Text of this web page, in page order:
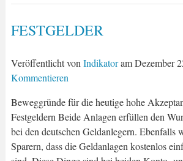
FESTGELDER
Veröffentlicht von IndikatoramDezember
Kommentieren
Beweggründe für die heutige hohe
Festgeldern Beide Anlagen erfüllen den
bei den deutschen Geldanlegern. Ebenfalls
Sparern, dass die Geldanlagen kostenlos